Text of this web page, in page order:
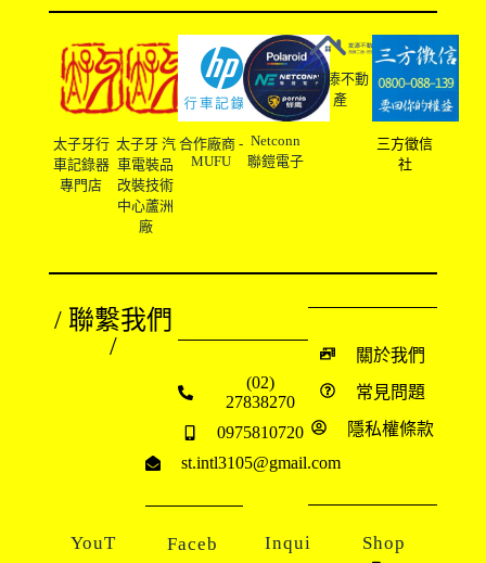
太子牙行
車記錄器
專門店
太子牙 汽
車電裝品
改裝技術
中心蘆洲
廠
合作廠商 -
MUFU
Netconn
聯鎧電子
友溙不動
產
三方徵信
社
/ 聯繫我們
/
(02)
27838270
0975810720
st.intl3105@gmail.com
關於我們
常見問題
隱私權條款
YouT Faceb Inqui Shop